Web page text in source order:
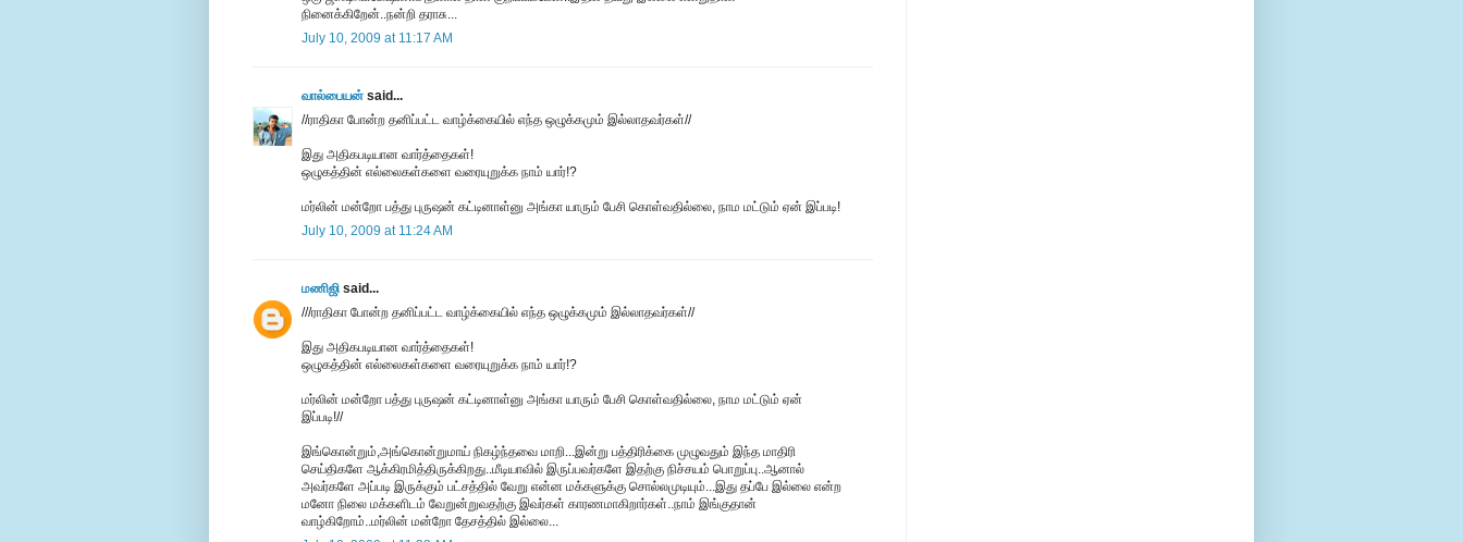
நினைக்கிறேன்..நன்றி தராசு...
July 10, 2009 at 11:17 AM
வால்பையன் said...
//ராதிகா போன்ற தனிப்பட்ட வாழ்க்கையில் எந்த ஒழுக்கமும் இல்லாதவர்கள்//
இது அதிகபடியான வார்த்தைகள்!
ஒழுகத்தின் எல்லைகள்களை வரையுறுக்க நாம் யார்!?
மர்லின் மன்றோ பத்து புருஷன் கட்டினாள்னு அங்கா யாரும் பேசி கொள்வதில்லை, நாம மட்டும் ஏன் இப்படி!
July 10, 2009 at 11:24 AM
மணிஜி said...
///ராதிகா போன்ற தனிப்பட்ட வாழ்க்கையில் எந்த ஒழுக்கமும் இல்லாதவர்கள்//
இது அதிகபடியான வார்த்தைகள்!
ஒழுகத்தின் எல்லைகள்களை வரையுறுக்க நாம் யார்!?
மர்லின் மன்றோ பத்து புருஷன் கட்டினாள்னு அங்கா யாரும் பேசி கொள்வதில்லை, நாம மட்டும் ஏன்
இப்படி!//
இங்கொன்றும்,அங்கொன்றுமாய் நிகழ்ந்தவை மாறி...இன்று பத்திரிக்கை முழுவதும் இந்த மாதிரி
செய்திகளே ஆக்கிரமித்திருக்கிறது..மீடியாவில் இருப்பவர்களே இதற்கு நிச்சயம் பொறுப்பு..ஆனால்
அவர்களே அப்படி இருக்கும் பட்சத்தில் வேறு என்ன மக்களுக்கு சொல்லமுடியும்...இது தப்பே இல்லை என்ற
மனோ நிலை மக்களிடம் வேறுன்றுவதற்கு இவர்கள் காரணமாகிறார்கள்..நாம் இங்குதான்
வாழ்கிறோம்..மர்லின் மன்றோ தேசத்தில் இல்லை...